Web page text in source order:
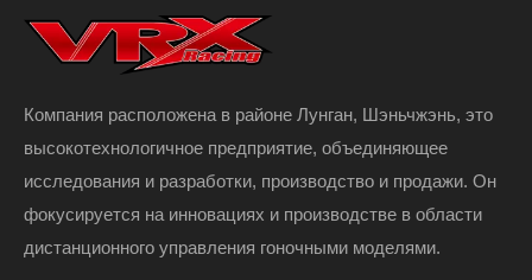
Компания расположена в районе Лунган, Шэньчжэнь, это
высокотехнологичное предприятие, объединяющее
исследования и разработки, производство и продажи. Он
фокусируется на инновациях и производстве в области
дистанционного управления гоночными моделями.